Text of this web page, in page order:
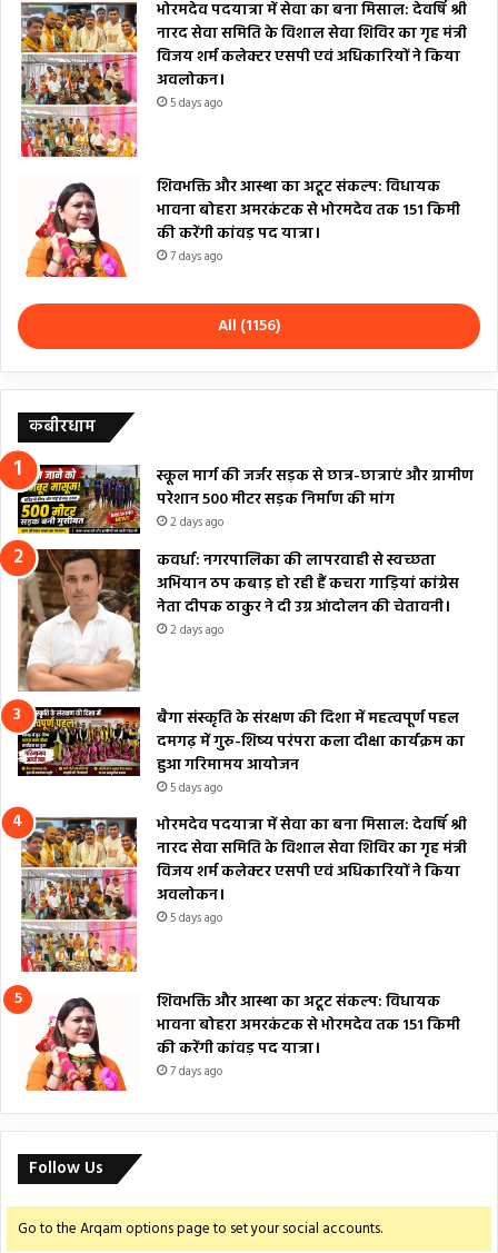
भोरमदेव पदयात्रा में सेवा का बना मिसाल: देवर्षि श्री
नारद सेवा समिति के विशाल सेवा शिविर का गृह मंत्री
विजय शर्म कलेक्टर एसपी एवं अधिकारियों ने किया
अवलोकन।
5 days ago
शिवभक्ति और आस्था का अटूट संकल्प: विधायक
भावना बोहरा अमरकंटक से भोरमदेव तक 151 किमी
की करेंगी कांवड़ पद यात्रा।
7 days ago
All (1156)
कबीरधाम
स्कूल मार्ग की जर्जर सड़क से छात्र-छात्राएं और ग्रामीण
परेशान 500 मीटर सड़क निर्माण की मांग
2 days ago
कवर्धा: नगरपालिका की लापरवाही से स्वच्छता
अभियान ठप कबाड़ हो रही हैं कचरा गाड़ियां कांग्रेस
नेता दीपक ठाकुर ने दी उग्र आंदोलन की चेतावनी।
2 days ago
बैगा संस्कृति के संरक्षण की दिशा में महत्वपूर्ण पहल
दमगढ़ में गुरु-शिष्य परंपरा कला दीक्षा कार्यक्रम का
हुआ गरिमामय आयोजन
5 days ago
भोरमदेव पदयात्रा में सेवा का बना मिसाल: देवर्षि श्री
नारद सेवा समिति के विशाल सेवा शिविर का गृह मंत्री
विजय शर्म कलेक्टर एसपी एवं अधिकारियों ने किया
अवलोकन।
5 days ago
शिवभक्ति और आस्था का अटूट संकल्प: विधायक
भावना बोहरा अमरकंटक से भोरमदेव तक 151 किमी
की करेंगी कांवड़ पद यात्रा।
7 days ago
Follow Us
Go to the Arqam options page to set your social accounts.